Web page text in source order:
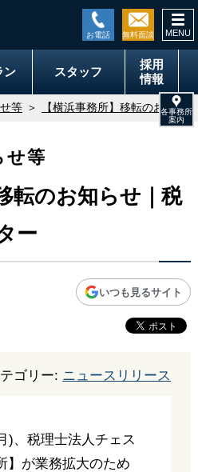
ン スタッフ
採用
情報
等 【横浜事務所】移転のお知ら
せ等
転のお知らせ｜税
ー
いつも見るサイト
ゴリー: ニュースリリース
)、税理士法人チェス
】が業務拡大のため